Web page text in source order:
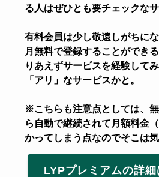
る人はぜひとも要チェックなサ
有料会員は少し敬遠しがちに
月無料で登録することができ
りあえずサービスを経験して
「アリ」なサービスかと。
※こちらも注意点としては、
ら自動で継続されて月額料金
かってしまう点なのでそこは
LYPプレミアムの詳